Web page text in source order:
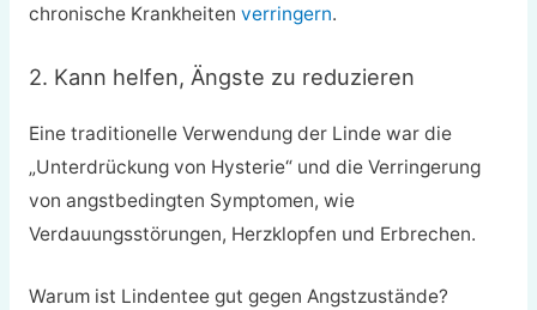
chronische Krankheiten verringern.
2. Kann helfen, Ängste zu reduzieren
Eine traditionelle Verwendung der Linde war die
„Unterdrückung von Hysterie“ und die Verringerung
von angstbedingten Symptomen, wie
Verdauungsstörungen, Herzklopfen und Erbrechen.
Warum ist Lindentee gut gegen Angstzustände?